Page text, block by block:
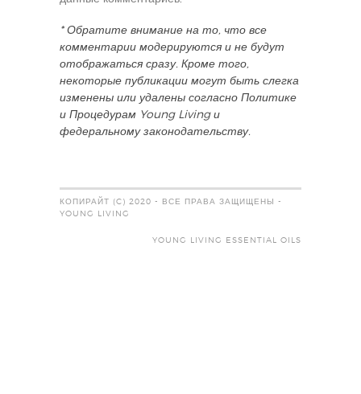
* Обратите внимание на то, что все
комментарии модерируются и не будут
отображаться сразу. Кроме того,
некоторые публикации могут быть слегка
изменены или удалены согласно Политике
и Процедурам Young Living и
федеральному законодательству.
КОПИРАЙТ (C) 2020 - ВСЕ ПРАВА ЗАЩИЩЕНЫ -
YOUNG LIVING
YOUNG LIVING ESSENTIAL OILS